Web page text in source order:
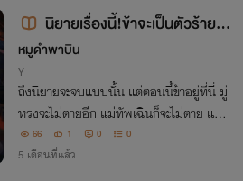
นิยายเรื่องนี้!ข้าจะเป็นตัวร้ายที่ไ
ม่โง่
หมูดำพาบิน
Y
ถึงนิยายจะจบแบบนั้น แต่ตอนนี้ข้าอยู่ที่นี่ มู่
หรงจะไม่ตายอีก แม่ทัพเฉินก็จะไม่ตาย และ
พี่สาวของเจ้าของร่างคนนี้…จะไม่ได้แตะบัล
ลังก์!
66 1 0 0
5 เดือนที่แล้ว